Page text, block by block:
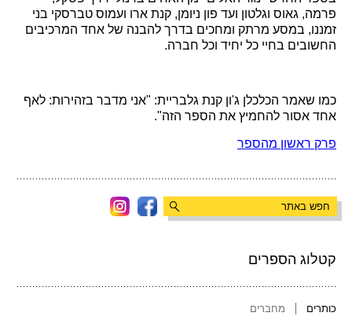
קטלוג הספרים
כותרים מחברים
פרמה, גאוס וגלטון ועד פון ניומן, קנת ארו ועמוס טברסקי בני
זמננו, במסע מרתק ומחכים בדרך להבנה של אחד המרכיבים
החשובים בחיי כל יחיד וכל חברה.
כמו שאמר הכלכלן ג'ון קנת גלבריית: "אני מדבר בזהירות: לאף
אחד אסור להחמיץ את הספר הזה".
פרק ראשון מהספר